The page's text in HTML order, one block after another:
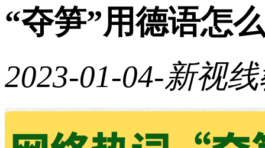
“夺笋”用德语怎
2023-01-04-新视